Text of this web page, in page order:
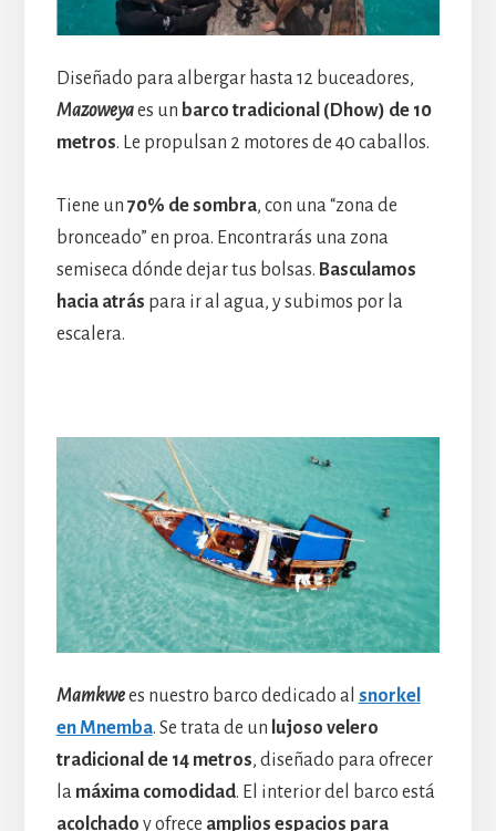
Diseñado para albergar hasta 12 buceadores,
Mazoweyaes un barco tradicional (Dhow) de 10
metros. Le propulsan 2 motores de 40 caballos.
Tiene un 70% de sombra, con una “zona de
bronceado” en proa. Encontrarás una zona
semiseca dónde dejar tus bolsas. Basculamos
hacia atrás para ir al agua, y subimos por la
escalera.
Mamkwees nuestro barco dedicado al snorkel
en Mnemba. Se trata de un lujoso velero
tradicional de 14 metros, diseñado para ofrecer
la máxima comodidad. El interior del barco está
acolchado y ofrece amplios espacios para